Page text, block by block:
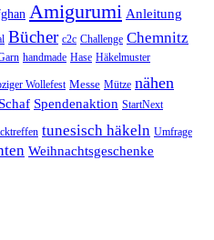
Amigurumi Anleitung
Bücher c2c Challenge Chemnitz
handmade Hase Häkelmuster
Wollefest Messe Mütze nähen
Schaf Spendenaktion StartNext
tunesisch häkeln Umfrage
Weihnachtsgeschenke